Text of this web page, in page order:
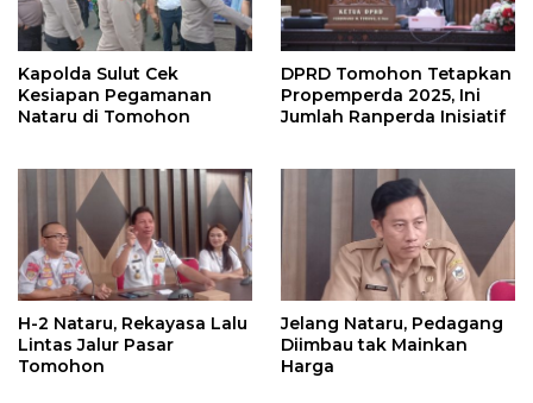
Kapolda Sulut Cek
Kesiapan Pegamanan
Nataru di Tomohon
DPRD Tomohon Tetapkan
Propemperda 2025, Ini
Jumlah Ranperda Inisiatif
H-2 Nataru, Rekayasa Lalu
Lintas Jalur Pasar
Tomohon
Jelang Nataru, Pedagang
Diimbau tak Mainkan
Harga